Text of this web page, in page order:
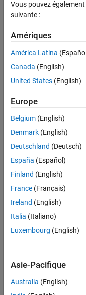
Composition and ECU
Atomic Software Components
Platform)
ON THIS PAGE
See Also
found in the ARXML
and represented as
Application
ECU abstraction
Application and
imported, created,
import from
of their behavior in
component can
model the
See Also
Vous pouvez
suivante :
Amériques
América Latina
Canada (English)
United States (English)
Europe
Belgium (English)
Denmark (English)
Deutschland (Deutsch)
España (Español)
Finland (English)
France (Français)
Ireland (English)
Italia (Italiano)
Luxembourg (English)
Asie-Pacifique
Australia (English)